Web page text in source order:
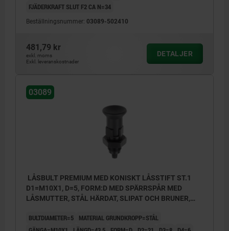
FJÄDERKRAFT SLUT F2 CA N=34
Beställningsnummer: 03089-502410
481,79 kr
exkl. moms
Exkl. leveranskostnader
DETALJER
03089
LÅSBULT PREMIUM MED KONISKT LÅSSTIFT ST.1
D1=M10X1, D=5, FORM:D MED SPÄRRSPÅR MED
LÅSMUTTER, STÅL HÄRDAT, SLIPAT OCH BRUNER,
BULTDIAMETER=5
MATERIAL GRUNDKROPP=STÅL